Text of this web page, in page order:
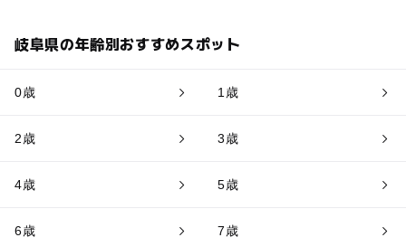
岐阜県の年齢別おすすめスポット
0歳 1歳
2歳 3歳
4歳 5歳
6歳 7歳